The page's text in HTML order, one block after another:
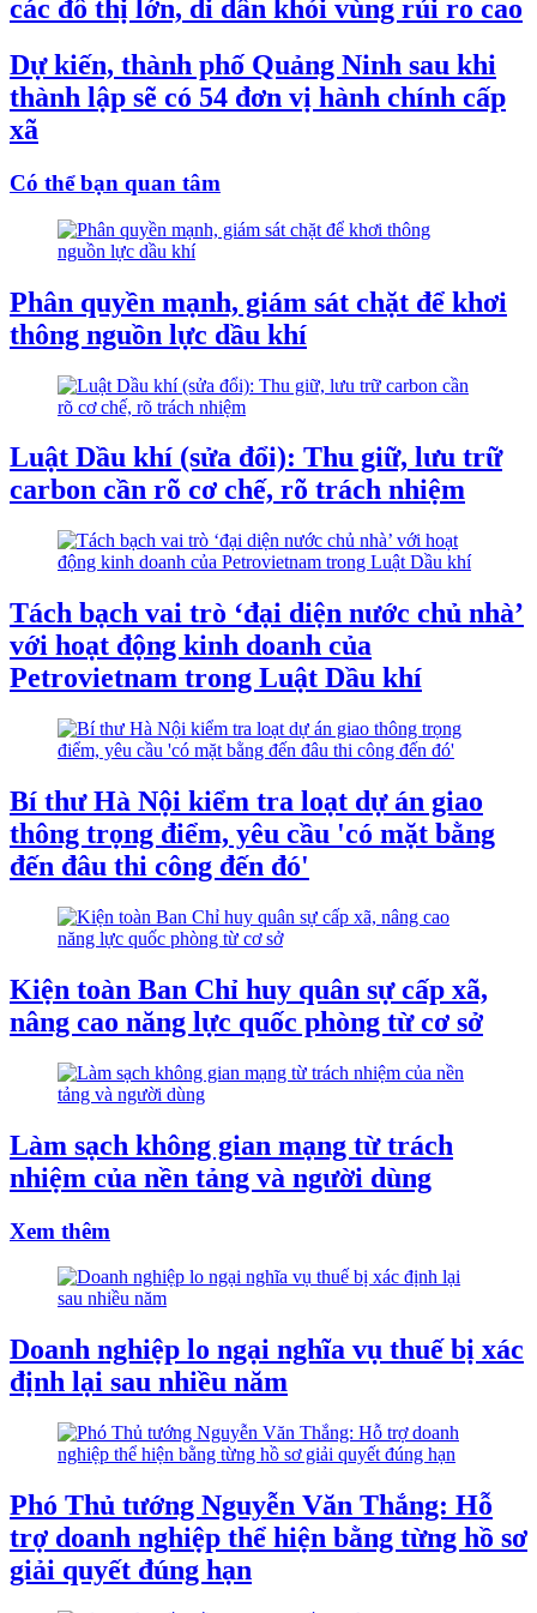
các đô thị lớn, di dân khỏi vùng rủi ro cao
Dự kiến, thành phố Quảng Ninh sau khi
thành lập sẽ có 54 đơn vị hành chính cấp
xã
Có thể bạn quan tâm
Phân quyền mạnh, giám sát chặt để khơi
thông nguồn lực dầu khí
Luật Dầu khí (sửa đổi): Thu giữ, lưu trữ
carbon cần rõ cơ chế, rõ trách nhiệm
Tách bạch vai trò ‘đại diện nước chủ nhà’
với hoạt động kinh doanh của
Petrovietnam trong Luật Dầu khí
Bí thư Hà Nội kiểm tra loạt dự án giao
thông trọng điểm, yêu cầu 'có mặt bằng
đến đâu thi công đến đó'
Kiện toàn Ban Chỉ huy quân sự cấp xã,
nâng cao năng lực quốc phòng từ cơ sở
Làm sạch không gian mạng từ trách
nhiệm của nền tảng và người dùng
Xem thêm
Doanh nghiệp lo ngại nghĩa vụ thuế bị xác
định lại sau nhiều năm
Phó Thủ tướng Nguyễn Văn Thắng: Hỗ
trợ doanh nghiệp thể hiện bằng từng hồ sơ
giải quyết đúng hạn